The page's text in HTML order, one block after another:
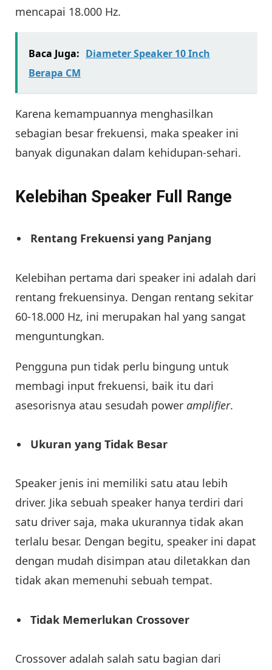
mencapai 18.000 Hz.
Baca Juga: Diameter Speaker 10 Inch
Berapa CM
Karena kemampuannya menghasilkan
sebagian besar frekuensi, maka speaker ini
banyak digunakan dalam kehidupan-sehari.
Kelebihan Speaker Full Range
Rentang Frekuensi yang Panjang
Kelebihan pertama dari speaker ini adalah dari
rentang frekuensinya. Dengan rentang sekitar
60-18.000 Hz, ini merupakan hal yang sangat
menguntungkan.
Pengguna pun tidak perlu bingung untuk
membagi input frekuensi, baik itu dari
asesorisnya atau sesudah power amplifier.
Ukuran yang Tidak Besar
Speaker jenis ini memiliki satu atau lebih
driver. Jika sebuah speaker hanya terdiri dari
satu driver saja, maka ukurannya tidak akan
terlalu besar. Dengan begitu, speaker ini dapat
dengan mudah disimpan atau diletakkan dan
tidak akan memenuhi sebuah tempat.
Tidak Memerlukan Crossover
Crossover adalah salah satu bagian dari